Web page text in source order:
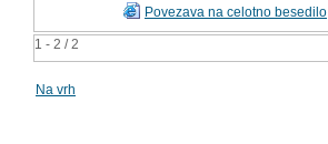
1 - 2 / 2
Povezava na celotno besedilo
Na vrh